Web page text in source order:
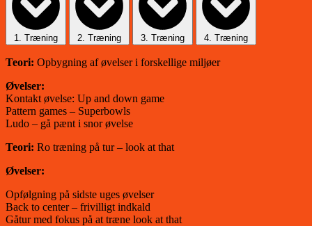
1. Træning 2. Træning 3. Træning 4. Træning
Teori: Opbygning af øvelser i forskellige miljøer
Øvelser:
Kontakt øvelse: Up and down game
Pattern games – Superbowls
Ludo – gå pænt i snor øvelse
Teori: Ro træning på tur – look at that
Øvelser:
Opfølgning på sidste uges øvelser
Back to center – frivilligt indkald
Gåtur med fokus på at træne look at that